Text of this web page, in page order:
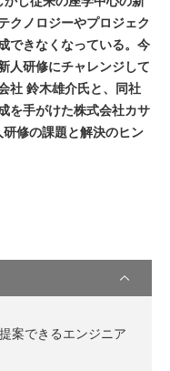
クノロジーやプロジェク
できなくなっている。今
人研修にチャレンジして
社 鈴木雄介氏と、同社
を手がけた株式会社カサ
修の課題と解決のヒン
案できるエンジニア